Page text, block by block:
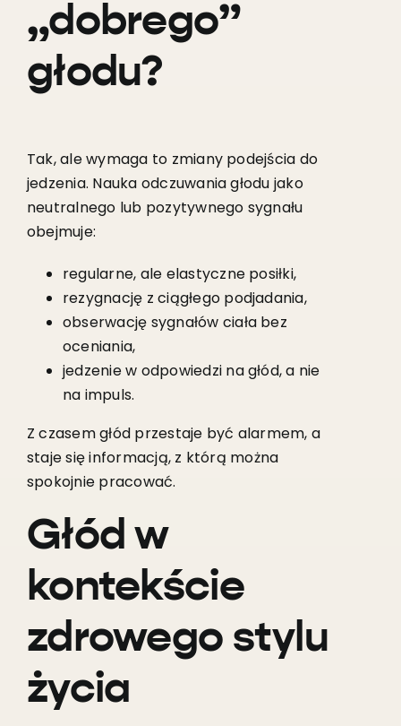
„dobrego”
głodu?
Tak, ale wymaga to zmiany podejścia do
jedzenia. Nauka odczuwania głodu jako
neutralnego lub pozytywnego sygnału
obejmuje:
regularne, ale elastyczne posiłki,
rezygnację z ciągłego podjadania,
obserwację sygnałów ciała bez
oceniania,
jedzenie w odpowiedzi na głód, a nie
na impuls.
Z czasem głód przestaje być alarmem, a
staje się informacją, z którą można
spokojnie pracować.
Głód w
kontekście
zdrowego stylu
życia